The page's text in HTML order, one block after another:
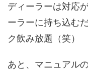
ディーラーは対応
ーラーに持ち込む
ク飲み放題（笑）
あと、マニュアル